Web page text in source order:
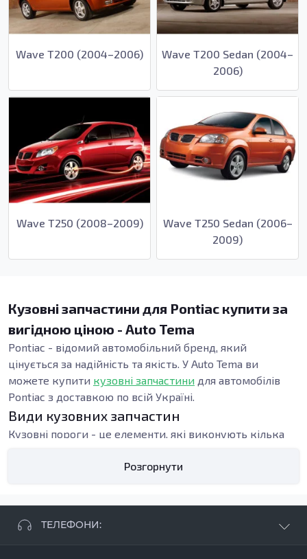
Wave T200 (2004–2006)
Wave T200 Sedan (2004–
2006)
Wave T250 (2008–2009)
Wave T250 Sedan (2006–
2009)
Кузовні запчастини для Pontiac купити за
вигідною ціною - Auto Tema
Pontiac - відомий автомобільний бренд, який
цінується за надійність та якість. У Auto Tema ви
можете купити кузовні запчастини для автомобілів
Pontiac з доставкою по всій Україні.
Види кузовних запчастин
Кузовні пороги - це елементи, які виконують кілька
кузова автомобіля і забезпечують його жорсткість, що
пошкодження або корозію в області порогів, це може
свідчити про необхідність їх заміни. Заміна кузовних
Розгорнути
ТЕЛЕФОНИ: